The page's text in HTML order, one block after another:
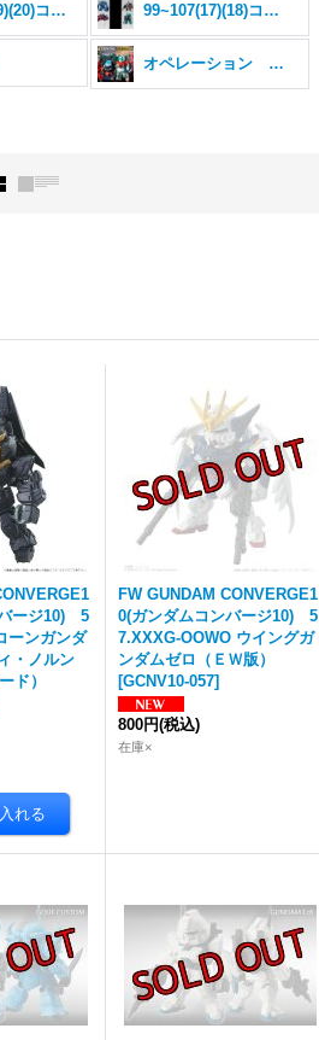
108~119(19)(20)コンバージ 99~107(17)(18)コンバージ
オペレーション ジャブロー コンバージ
ージ10) 5
ーンガンダ
・ノルン
ド）
FW GUNDAM CONVERGE1
0(ガンダムコンバージ10) 5
7.XXXG-OOWO ウイングガ
ンダムゼロ（ＥＷ版）
[GCNV10-057]
800円(税込)
在庫×